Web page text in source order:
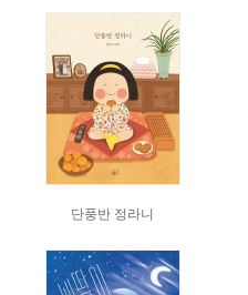
단풍반 정라니